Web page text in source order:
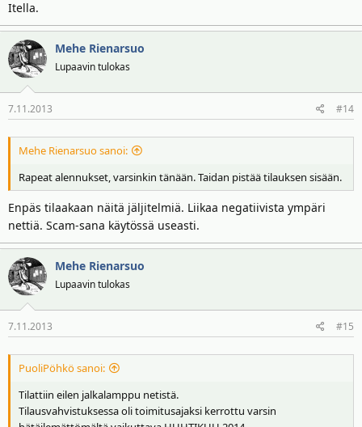
Itella.
Mehe Rienarsuo
Lupaavin tulokas
7.11.2013 #14
Mehe Rienarsuo sanoi:
Rapeat alennukset, varsinkin tänään. Taidan pistää tilauksen sisään.
Enpäs tilaakaan näitä jäljitelmiä. Liikaa negatiivista ympäri
nettiä. Scam-sana käytössä useasti.
Mehe Rienarsuo
Lupaavin tulokas
7.11.2013 #15
PuoliPöhkö sanoi:
Tilattiin eilen jalkalamppu netistä.
Tilausvahvistuksessa oli toimitusajaksi kerrottu varsin